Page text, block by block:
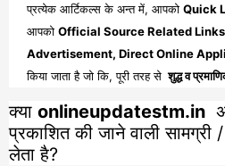
प्रत्येक आर्टिकल्स के अन्त में, आपको Quick
आपको Official Source Related
Advertisement, Direct Online
किया जाता है जो कि, पूरी तरह से शुद्ध व
क्या onlineupdatestm.in
प्रकाशित की जाने वाली
लेता है?